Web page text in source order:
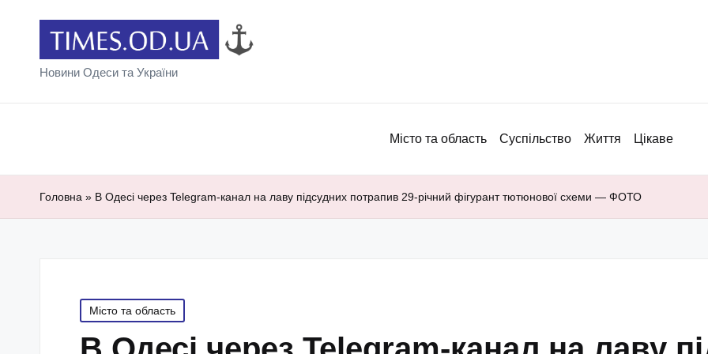
Новини Одеси та України
Місто та область Суспільство Життя Цікаве
Головна » В Одесі через Telegram-канал на лаву підсудних потрапив 29-річний фігурант тютюнової схеми — ФОТО
Posted
in
Місто та область